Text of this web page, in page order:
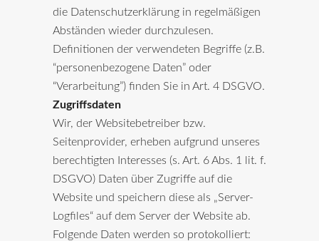
die Datenschutzerklärung in regelmäßigen
Abständen wieder durchzulesen.
Definitionen der verwendeten Begriffe (z.B.
“personenbezogene Daten” oder
“Verarbeitung”) finden Sie in Art. 4 DSGVO.
Zugriffsdaten
Wir, der Websitebetreiber bzw.
Seitenprovider, erheben aufgrund unseres
berechtigten Interesses (s. Art. 6 Abs. 1 lit. f.
DSGVO) Daten über Zugriffe auf die
Website und speichern diese als „Server-
Logfiles“ auf dem Server der Website ab.
Folgende Daten werden so protokolliert: